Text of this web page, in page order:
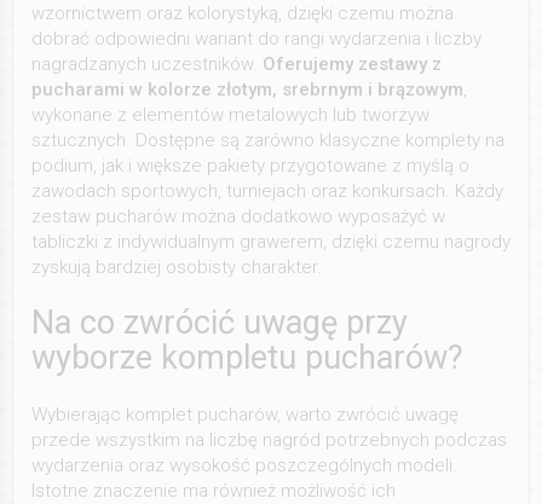
wzornictwem oraz kolorystyką, dzięki czemu można
dobrać odpowiedni wariant do rangi wydarzenia i liczby
nagradzanych uczestników. Oferujemy zestawy z
pucharami w kolorze złotym, srebrnym i brązowym,
wykonane z elementów metalowych lub tworzyw
sztucznych. Dostępne są zarówno klasyczne komplety na
podium, jak i większe pakiety przygotowane z myślą o
zawodach sportowych, turniejach oraz konkursach. Każdy
zestaw pucharów można dodatkowo wyposażyć w
tabliczki z indywidualnym grawerem, dzięki czemu nagrody
zyskują bardziej osobisty charakter.
Na co zwrócić uwagę przy
wyborze kompletu pucharów?
Wybierając komplet pucharów, warto zwrócić uwagę
przede wszystkim na liczbę nagród potrzebnych podczas
wydarzenia oraz wysokość poszczególnych modeli.
Istotne znaczenie ma również możliwość ich